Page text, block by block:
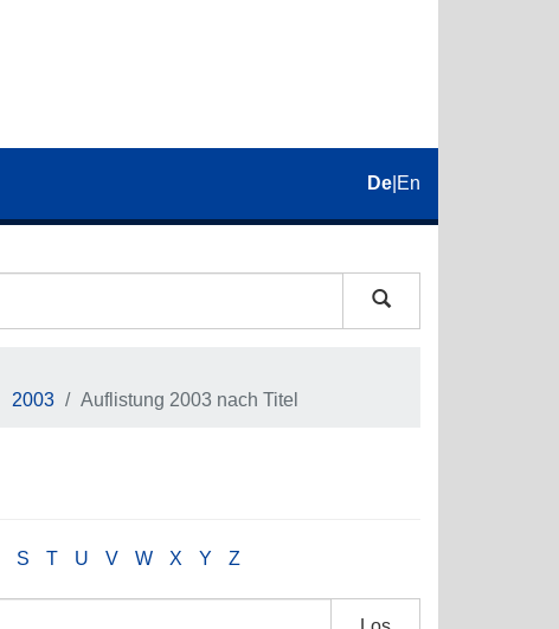
De En
2003 Auflistung 2003 nach Titel
S T U V W X Y Z